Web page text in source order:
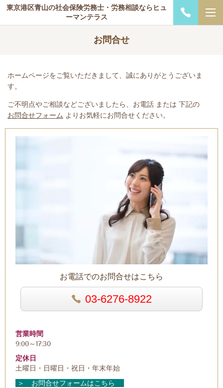
東京港区青山の社会保険労務士・労務相談ならヒュ
ーマンテラス
お問合せ
ホームページをご覧いただきまして、誠にありがとうございま
す。
ご不明点やご相談などございましたら、お電話 または 下記の
お問合せフォーム よりお気軽にお問合せください。
お電話でのお問合せはこちら
03-6276-8922
営業時間
9:00～17:30
定休日
土曜日・日曜日・祝日・年末年始
＞ お問合せフォームはこちら